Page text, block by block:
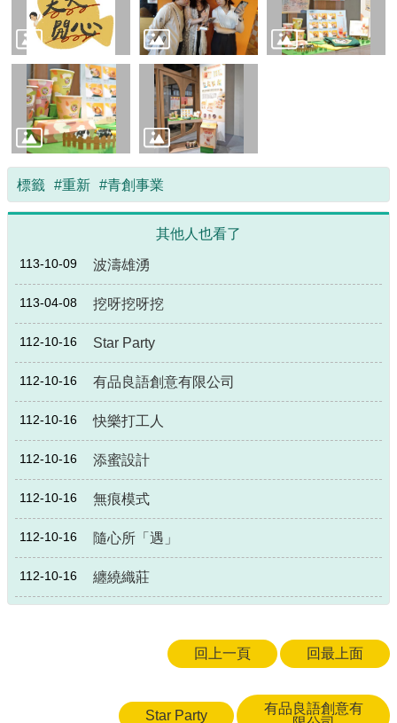
雙
語
彙
Facebook
Instagram
Line
權
安
政
政
府
網
站
資
料
開
放
宣
告
標籤 #重新 #青創事業
其他人也看了
113-10-09 波濤雄湧
113-04-08 挖呀挖呀挖
112-10-16 Star Party
112-10-16 有品良語創意有限公司
112-10-16 快樂打工人
112-10-16 添蜜設計
112-10-16 無痕模式
112-10-16 隨心所「遇」
112-10-16 纏繞織莊
回上一頁 回最上面
Star Party
有品良語創意有